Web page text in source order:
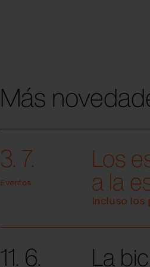
Más
3. 7.
Eventos
Los
a la
Incluso
11. 6. La